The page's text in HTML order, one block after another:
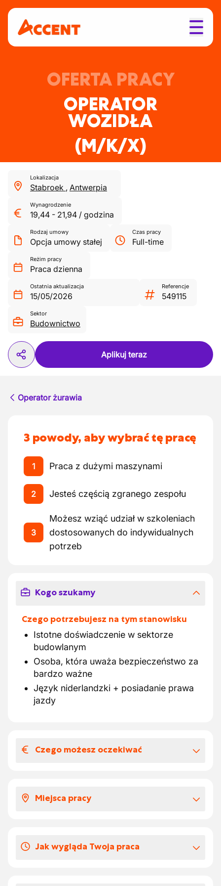
OFERTA PRACY
OPERATOR
WOZIDŁA
(M/K/X)
Lokalizacja
Stabroek , Antwerpia
Wynagrodzenie
19,44 - 21,94 / godzina
Rodzaj umowy
Opcja umowy stałej
Czas pracy
Full-time
Reżim pracy
Praca dzienna
Ostatnia aktualizacja
15/05/2026
Referencje
549115
Sektor
Budownictwo
Aplikuj teraz
Operator żurawia
3 powody, aby wybrać tę pracę
1 Praca z dużymi maszynami
2 Jesteś częścią zgranego zespołu
3
Możesz wziąć udział w szkoleniach
dostosowanych do indywidualnych
potrzeb
Kogo szukamy
Czego potrzebujesz na tym stanowisku
Istotne doświadczenie w sektorze
budowlanym
Osoba, która uważa bezpieczeństwo za
bardzo ważne
Język niderlandzki + posiadanie prawa
jazdy
Czego możesz oczekiwać
Twoje wynagrodzenie odpowiada sektorowi
Telefon komórkowy & abonament (przy
Miejsca pracy
Jak wygląda Twoja praca